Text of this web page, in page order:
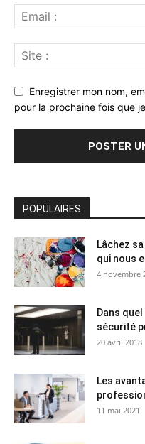
Enregistrer mon nom,
pour la prochaine fois que
POPULAIRES
Lâchez
qui nous
4 novembre
Dans
sécurité
20 avril 2018
Les
11 mai 2021